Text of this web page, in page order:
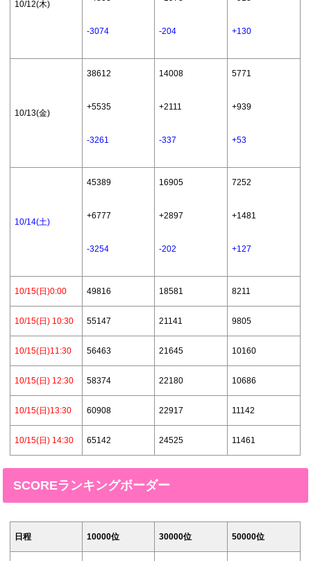
10/12(木)
-3074 -204 +130
10/13(金)
38612
+5535
-3261
14008
+2111
-337
5771
+939
+53
10/14(土)
45389
+6777
-3254
16905
+2897
-202
7252
+1481
+127
10/15(日)0:00 49816 18581 8211
10/15(日) 10:30 55147 21141 9805
10/15(日)11:30 56463 21645 10160
10/15(日) 12:30 58374 22180 10686
10/15(日)13:30 60908 22917 11142
10/15(日) 14:30 65142 24525 11461
SCOREランキングボーダー
日程 10000位 30000位 50000位